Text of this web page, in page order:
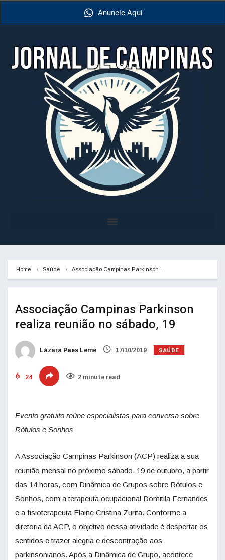
Anuncie Aqui
Home Saúde Associação Campinas Parkinson…
Associação Campinas Parkinson
realiza reunião no sábado, 19
Lázara Paes Leme 17/10/2019 SAÚDE
24 2 minute read
Evento gratuito reúne especialistas para conversa sobre
Rótulos e Sonhos
A Associação Campinas Parkinson (ACP) realiza a sua
reunião mensal no próximo sábado, 19 de outubro, a partir
das 14 horas, com Dinâmica de Grupos sobre Rótulos e
Sonhos, com a terapeuta ocupacional Domitila Fernandes
e a fisioterapeuta Elaine Cristina Zurita. Conforme a
diretoria da ACP, o objetivo dessa atividade é despertar os
sentidos e trazer alegria e descontração aos
parkinsonianos. Após a Dinâmica de Grupo, acontece